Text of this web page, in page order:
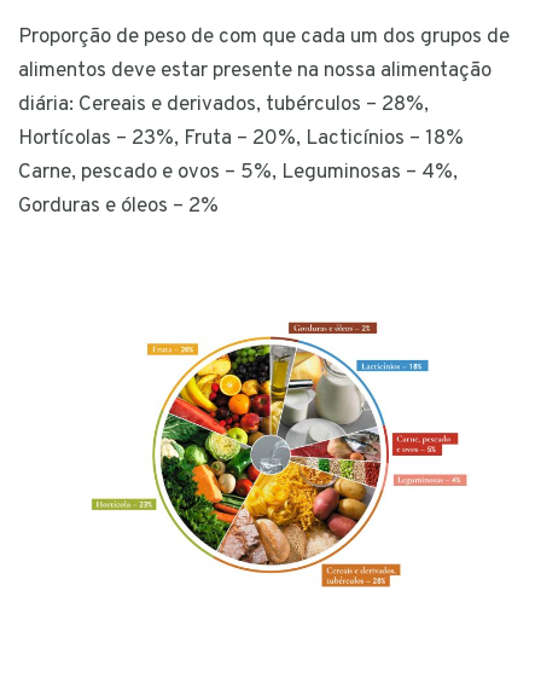
Proporção de peso de com que cada um dos grupos de
alimentos deve estar presente na nossa alimentação
diária: Cereais e derivados, tubérculos – 28%,
Hortícolas – 23%, Fruta – 20%, Lacticínios – 18%
Carne, pescado e ovos – 5%, Leguminosas – 4%,
Gorduras e óleos – 2%